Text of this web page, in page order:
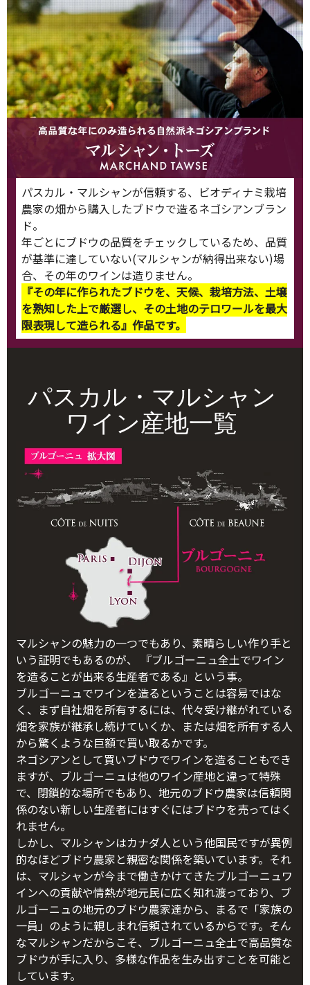
パスカル・マルシャンが信頼する、ビオディナミ栽培
農家の畑から購入したブドウで造るネゴシアンブラン
ド。
年ごとにブドウの品質をチェックしているため、品質
が基準に達していない(マルシャンが納得出来ない)場
合、その年のワインは造りません。
『その年に作られたブドウを、天候、栽培方法、土壌
を熟知した上で厳選し、その土地のテロワールを最大
限表現して造られる』作品です。
パスカル・マルシャン
ワイン産地一覧
マルシャンの魅力の一つでもあり、素晴らしい作り手と
いう証明でもあるのが、 『ブルゴーニュ全土でワイン
を造ることが出来る生産者である』という事。
ブルゴーニュでワインを造るということは容易ではな
く、まず自社畑を所有するには、代々受け継がれている
畑を家族が継承し続けていくか、または畑を所有する人
から驚くような巨額で買い取るかです。
ネゴシアンとして買いブドウでワインを造ることもでき
ますが、ブルゴーニュは他のワイン産地と違って特殊
で、閉鎖的な場所でもあり、地元のブドウ農家は信頼関
係のない新しい生産者にはすぐにはブドウを売ってはく
れません。
しかし、マルシャンはカナダ人という他国民ですが異例
的なほどブドウ農家と親密な関係を築いています。それ
は、マルシャンが今まで働きかけてきたブルゴーニュワ
インへの貢献や情熱が地元民に広く知れ渡っており、ブ
ルゴーニュの地元のブドウ農家達から、まるで「家族の
一員」のように親しまれ信頼されているからです。そん
なマルシャンだからこそ、ブルゴーニュ全土で高品質な
ブドウが手に入り、多様な作品を生み出すことを可能と
しています。